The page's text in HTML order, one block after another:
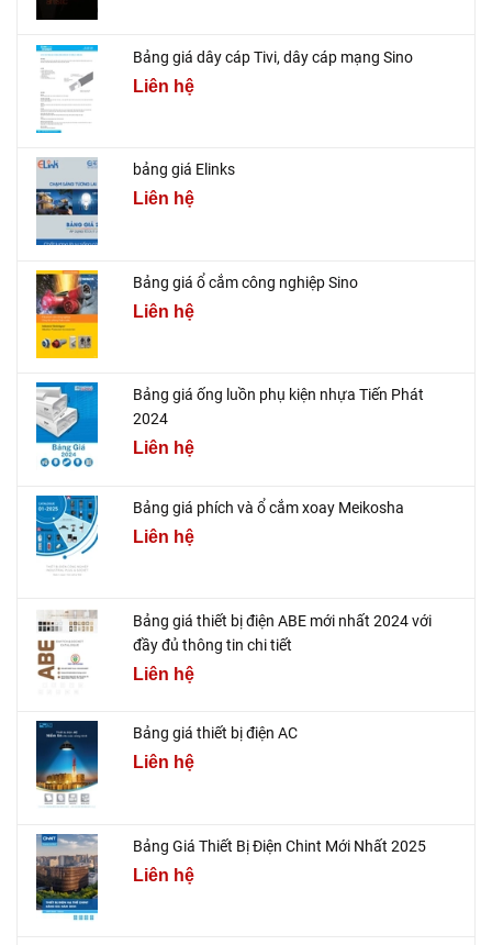
Bảng giá dây cáp Tivi, dây cáp mạng Sino
Liên hệ
bảng giá Elinks
Liên hệ
Bảng giá ổ cắm công nghiệp Sino
Liên hệ
Bảng giá ống luồn phụ kiện nhựa Tiến Phát
2024
Liên hệ
Bảng giá phích và ổ cắm xoay Meikosha
Liên hệ
Bảng giá thiết bị điện ABE mới nhất 2024 với
đầy đủ thông tin chi tiết
Liên hệ
Bảng giá thiết bị điện AC
Liên hệ
Bảng Giá Thiết Bị Điện Chint Mới Nhất 2025
Liên hệ